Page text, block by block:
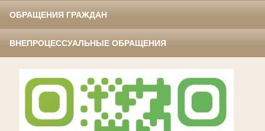
ОБРАЩЕНИЯ ГРАЖДАН
ВНЕПРОЦЕССУАЛЬНЫЕ ОБРАЩЕНИЯ